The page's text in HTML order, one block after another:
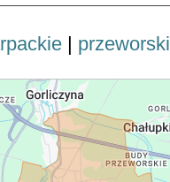
| przeworski